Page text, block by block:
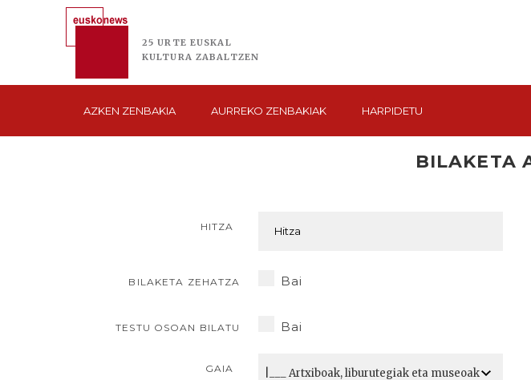
25 URTE EUSKAL
KULTURA ZABALTZEN
AZKEN ZENBAKIA AURREKO ZENBAKIAK HARPIDETU
BILAKETA
HITZA
BILAKETA ZEHATZA Bai
TESTU OSOAN BILATU Bai
GAIA